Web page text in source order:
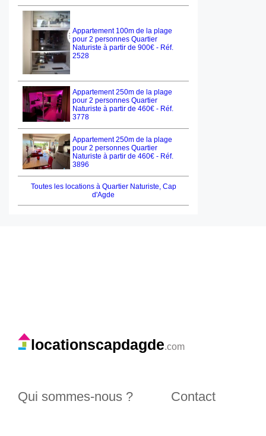
Appartement 100m de la plage
pour 2 personnes Quartier
Naturiste à partir de 900€ - Réf.
2528
Appartement 250m de la plage
pour 2 personnes Quartier
Naturiste à partir de 460€ - Réf.
3778
Appartement 250m de la plage
pour 2 personnes Quartier
Naturiste à partir de 460€ - Réf.
3896
Toutes les locations à Quartier Naturiste, Cap
d'Agde
locationscapdagde.com
Qui sommes-nous ? Contact